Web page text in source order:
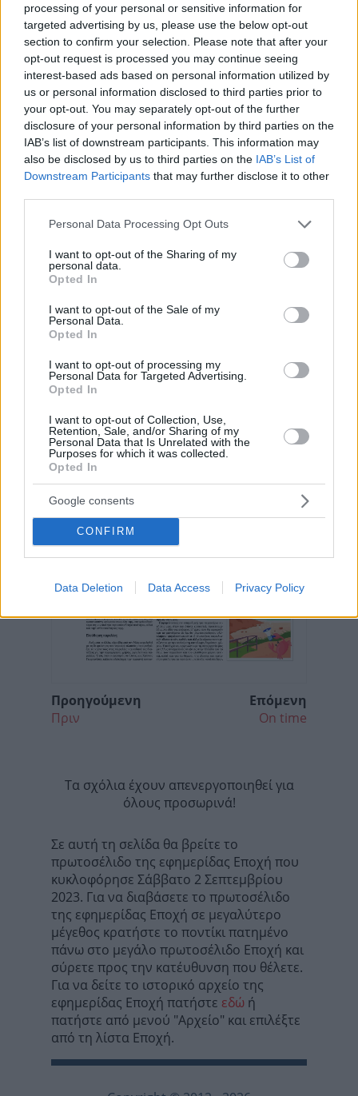
processing of your personal or sensitive information for
targeted advertising by us, please use the below opt-out
section to confirm your selection. Please note that after your
opt-out request is processed you may continue seeing
interest-based ads based on personal information utilized by
us or personal information disclosed to third parties prior to
your opt-out. You may separately opt-out of the further
disclosure of your personal information by third parties on the
IAB’s list of downstream participants. This information may
also be disclosed by us to third parties on the IAB’s List of
Downstream Participants that may further disclose it to other
Please note that this website/app uses one or more Google
not limited to your visit or usage behaviour. You may click to
grant or deny consent to Google and its third-party tags to
use your data for below specified purposes in below Google
consent section.
Personal Data Processing Opt Outs
I want to opt-out of the Sharing of my
personal data.
Opted In
I want to opt-out of the Sale of my
Personal Data.
Opted In
I want to opt-out of processing my
Personal Data for Targeted Advertising.
Opted In
I want to opt-out of Collection, Use,
Retention, Sale, and/or Sharing of my
Personal Data that Is Unrelated with the
Purposes for which it was collected.
Opted In
Google consents
CONFIRM
Data Deletion Data Access Privacy Policy
Κοινοποιήστε
Προηγούμενη
Πριν
Επόμενη
On time
Τα σχόλια έχουν απενεργοποιηθεί για
όλους προσωρινά!
Σε αυτή τη σελίδα θα βρείτε το
πρωτοσέλιδο της εφημερίδας Εποχή που
κυκλοφόρησε Σάββατο 2 Σεπτεμβρίου
2023. Για να διαβάσετε το πρωτοσέλιδο
της εφημερίδας Εποχή σε μεγαλύτερο
μέγεθος κρατήστε το ποντίκι πατημένο
πάνω στο μεγάλο πρωτοσέλιδο Εποχή και
σύρετε προς την κατέυθυνση που θέλετε.
Για να δείτε το ιστορικό αρχείο της
εφημερίδας Εποχή πατήστε εδώ ή
πατήστε από μενού "Αρχείο" και επιλέξτε
από τη λίστα Εποχή.